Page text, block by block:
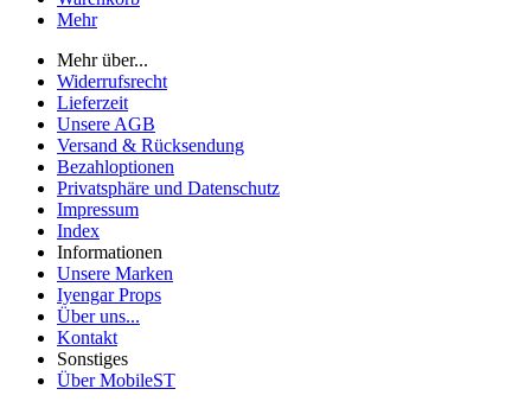
Mehr
Mehr über...
Widerrufsrecht
Lieferzeit
Unsere AGB
Versand & Rücksendung
Bezahloptionen
Privatsphäre und Datenschutz
Impressum
Index
Informationen
Unsere Marken
Iyengar Props
Über uns...
Kontakt
Sonstiges
Über MobileST